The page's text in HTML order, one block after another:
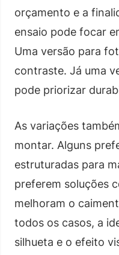
orçamento e a
ensaio pode focar
Uma versão para
contraste. Já uma
pode priorizar
As variações
montar. Alguns
estruturadas para
preferem soluções
melhoram o
todos os casos, a
silhueta e o efeito